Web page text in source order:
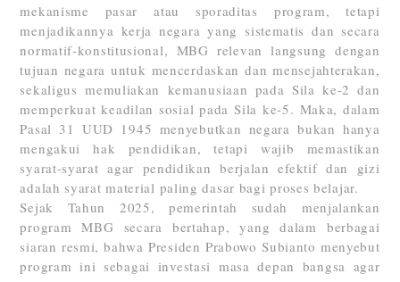
mekanisme pasar atau sporaditas program, tetapi
menjadikannya kerja negara yang sistematis dan secara
normatif-konstitusional, MBG relevan langsung dengan
tujuan negara untuk mencerdaskan dan mensejahterakan,
sekaligus memuliakan kemanusiaan pada Sila ke-2 dan
memperkuat keadilan sosial pada Sila ke-5. Maka, dalam
Pasal 31 UUD 1945 menyebutkan negara bukan hanya
mengakui hak pendidikan, tetapi wajib memastikan
syarat-syarat agar pendidikan berjalan efektif dan gizi
adalah syarat material paling dasar bagi proses belajar.
Sejak Tahun 2025, pemerintah sudah menjalankan
program MBG secara bertahap, yang dalam berbagai
siaran resmi, bahwa Presiden Prabowo Subianto menyebut
program ini sebagai investasi masa depan bangsa agar